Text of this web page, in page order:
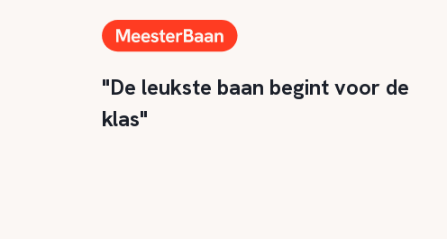
"De leukste baan begint voor de
klas"